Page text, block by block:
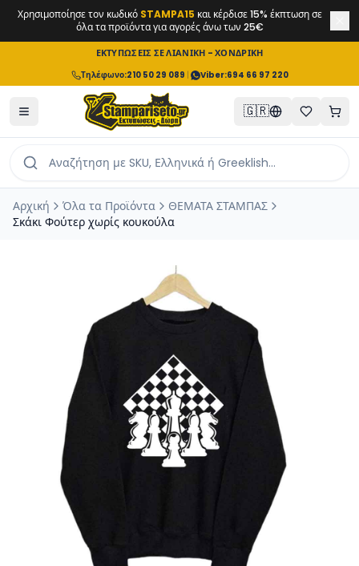
Χρησιμοποίησε τον κωδικό STAMPA15 και κέρδισε 15% έκπτωση σε
όλα τα προϊόντα για αγορές άνω των 25€
ΕΚΤΥΠΩΣΕΙΣ ΣΕ ΛΙΑΝΙΚΗ - ΧΟΝΔΡΙΚΗ
Τηλέφωνο:210 50 29 089 | Viber:694 66 97 220
🇬🇷
Αρχική Όλα τα Προϊόντα
ΘΕΜΑΤΑ ΣΤΑΜΠΑΣ
Σκάκι Φούτερ χωρίς κουκούλα